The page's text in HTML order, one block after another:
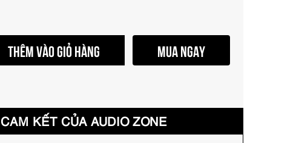
THÊM VÀO GIỎ HÀNG MUA NGAY
CAM KẾT CỦA AUDIO ZONE